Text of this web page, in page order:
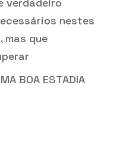
verdadeiro
nestes
mas que
BOA ESTADIA